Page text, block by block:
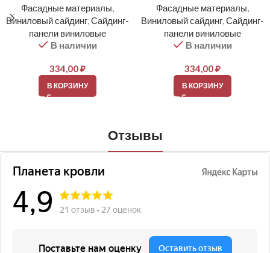
Фасадные материалы,
Виниловый сайдинг,Сайдинг-
панели виниловые
В наличии
334,00₽
В КОРЗИНУ
Фасадные материалы,
Виниловый сайдинг,Сайдинг-
панели виниловые
В наличии
334,00₽
В КОРЗИНУ
Отзывы